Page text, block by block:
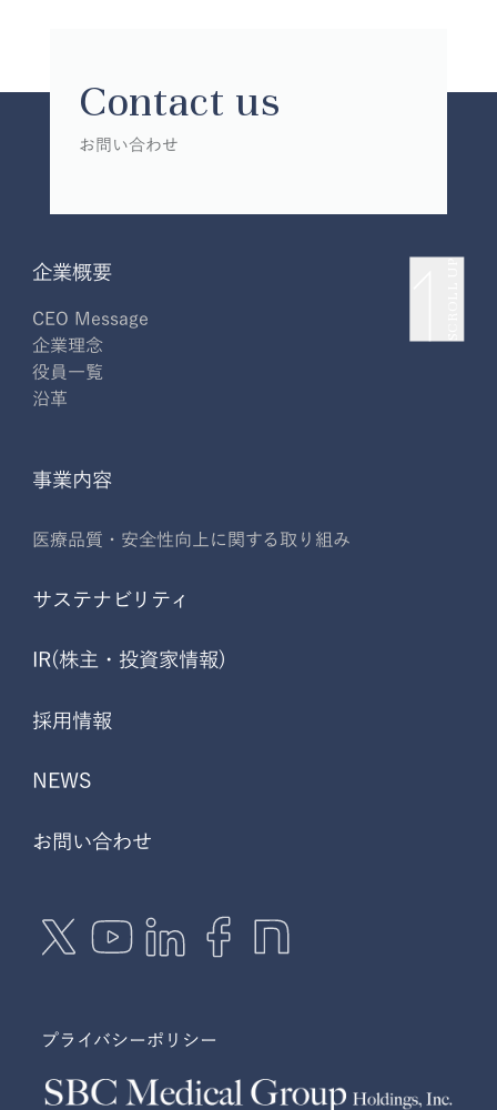
Contact us
お問い合わせ
企業概要
CEO Message
企業理念
役員一覧
沿革
事業内容
医療品質・安全性向上に関する取り組み
サステナビリティ
IR(株主・投資家情報)
採用情報
NEWS
お問い合わせ
プライバシーポリシー